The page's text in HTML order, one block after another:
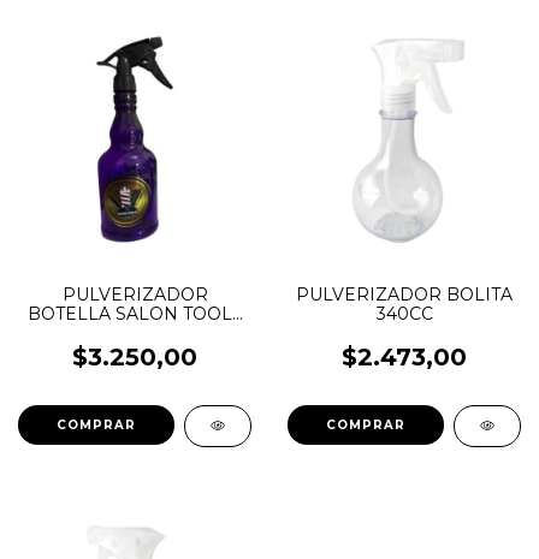
PULVERIZADOR
BOTELLA SALON TOOLS
$3.250,00
PULVERIZADOR BOLITA
340CC
$2.473,00